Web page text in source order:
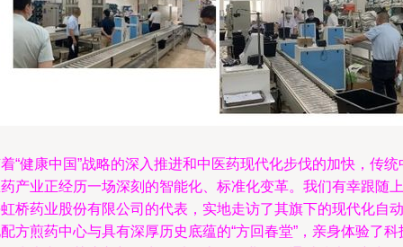
“健康中国”战略的深入推进和中医药现代化步伐的加快，传统
产业正经历一场深刻的智能化、标准化变革。我们有幸跟随上
桥药业股份有限公司的代表，实地走访了其旗下的现代化自动
方煎药中心与具有深厚历史底蕴的“方回春堂”，亲身体验了科